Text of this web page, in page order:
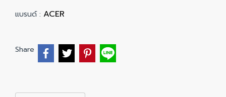
แบรนด์ : ACER
Share